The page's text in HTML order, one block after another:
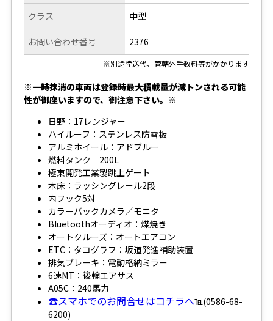
クラス
お問い合わせ番号
中型
2376
※別途陸送代、管轄外手数料等がかかります
※一時抹消の車両は登録時最大積載量が減トンされる可能
性が御座いますので、御注意下さい。※
日野：17レンジャー
ハイルーフ：ステンレス防雪板
アルミホイール：アドブルー
燃料タンク 200L
極東開発工業製跳上ゲート
木床：ラッシングレール2段
内フック5対
カラーバックカメラ／モニタ
Bluetoothオーディオ：煤焼き
オートクルーズ：オートエアコン
ETC：タコグラフ：坂道発進補助装置
排気ブレーキ：電動格納ミラー
6速MT：後輪エアサス
A05C：240馬力
☎スマホでのお問合せはコチラへ℡(0586-68-
6200)